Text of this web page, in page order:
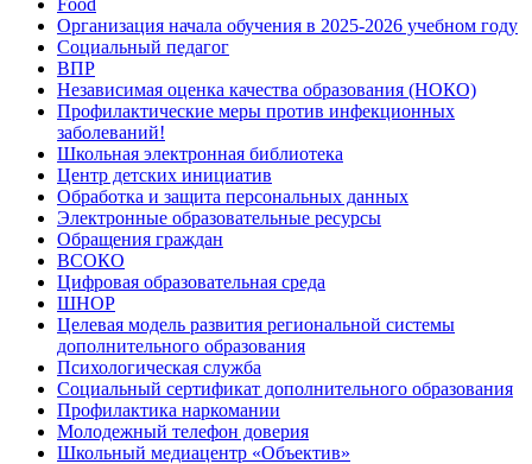
Food
Организация начала обучения в 2025-2026 учебном году
Социальный педагог
ВПР
Независимая оценка качества образования (НОКО)
Профилактические меры против инфекционных
заболеваний!
Школьная электронная библиотека
Центр детских инициатив
Обработка и защита персональных данных
Электронные образовательные ресурсы
Обращения граждан
ВСОКО
Цифровая образовательная среда
ШНОР
Целевая модель развития региональной системы
дополнительного образования
Психологическая служба
Социальный сертификат дополнительного образования
Профилактика наркомании
Молодежный телефон доверия
Школьный медиацентр «Объектив»